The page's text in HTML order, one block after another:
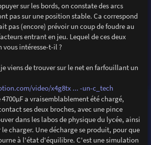
sur les bords, on constate des arcs
pas sur une position stable. Ca correspond
pas (encore) prévoir un coup de foudre au
entrant en jeu. Lequel de ces deux
vous intéresse-t-il ?
viens de trouver sur le net en farfouillant un
video/x4g8tx ... -un-c_tech
a vraisemblablement été chargé,
ses deux broches, avec une pince
dans les labos de physique du lycée, ainsi
charger. Une décharge se produit, pour que
à l'état d'équilibre. C'est une simulation